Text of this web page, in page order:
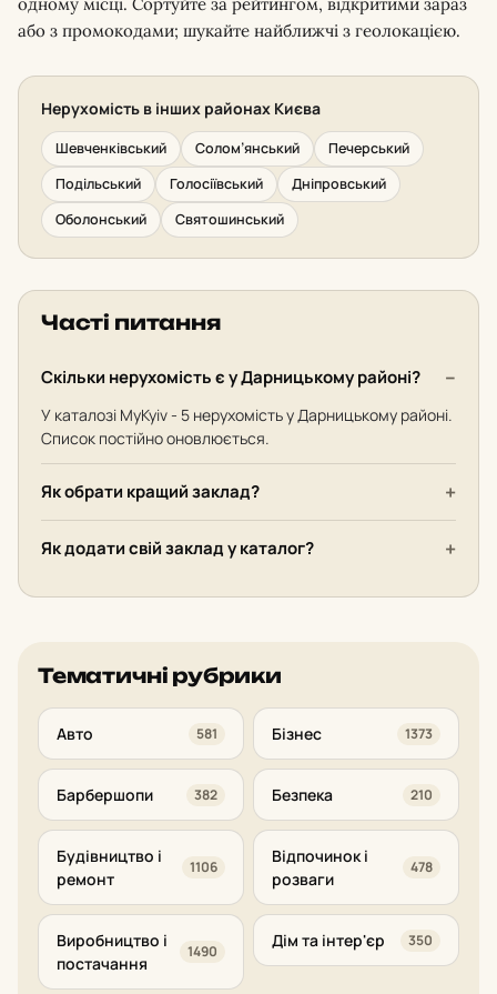
або з промокодами; шукайте найближчі з геолокацією.
Нерухомість в інших районах Києва
Шевченківський Солом’янський
Печерський
Подільський
Голосіївський
Дніпровський
Оболонський
Святошинський
Часті питання
Скільки нерухомість є у Дарницькому районі?
У каталозі MyKyiv - 5 нерухомість у Дарницькому районі.
Список постійно оновлюється.
Як обрати кращий заклад?
Як додати свій заклад у каталог?
Тематичні рубрики
Авто 581 Бізнес 1373
Барбершопи 382 Безпека 210
Будівництво і
ремонт
1106
Відпочинок і
розваги
478
Виробництво і
постачання
1490
Дім та інтер'єр 350